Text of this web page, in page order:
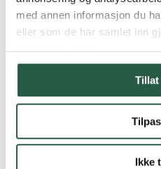
med annen informasjon du
eller som de har samlet inn
tjenestene deres.
Tillat
Ikke
overflater
Kan brukes både innendørs
Produktet er vannbasert og
Protox AS25 fikserer støv og
innendørs og utendørs før de
isolasjonsmaterialer, gips, maling
for å redusere risikoen for støv-